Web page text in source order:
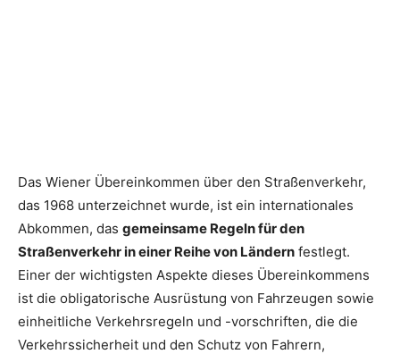
Das Wiener Übereinkommen über den Straßenverkehr,
das 1968 unterzeichnet wurde, ist ein internationales
Abkommen, das gemeinsame Regeln für den
Straßenverkehr in einer Reihe von Ländern festlegt.
Einer der wichtigsten Aspekte dieses Übereinkommens
ist die obligatorische Ausrüstung von Fahrzeugen sowie
einheitliche Verkehrsregeln und -vorschriften, die die
Verkehrssicherheit und den Schutz von Fahrern,